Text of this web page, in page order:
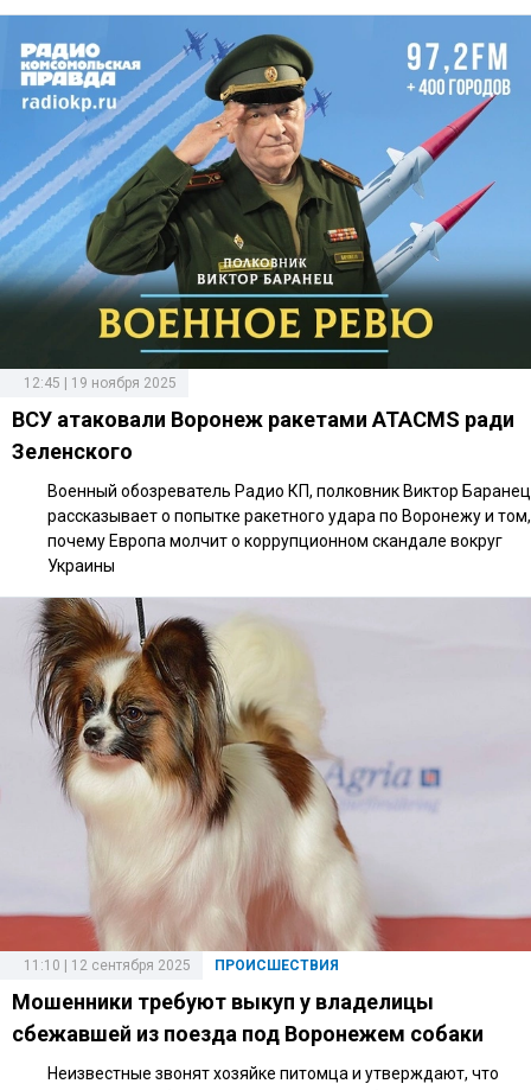
12:45 | 19 ноября 2025
ВСУ атаковали Воронеж ракетами ATACMS ради
Зеленского
Военный обозреватель Радио КП, полковник Виктор Баранец
рассказывает о попытке ракетного удара по Воронежу и том,
почему Европа молчит о коррупционном скандале вокруг
Украины
ПРОИСШЕСТВИЯ
11:10 | 12 сентября 2025
Мошенники требуют выкуп у владелицы
сбежавшей из поезда под Воронежем собаки
Неизвестные звонят хозяйке питомца и утверждают, что